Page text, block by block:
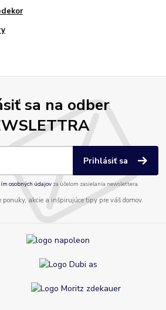
sa na odber
Prihlásiť sa
osobných údajov za účelom zasielania newslettera.
ponuky, akcie a inšpirujúce tipy pre váš domov.